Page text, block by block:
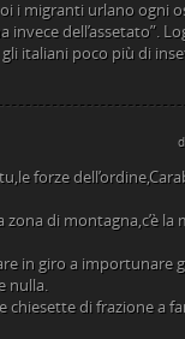
i migranti urlano ogni
dell’assetato”.
italiani poco più di
forze
di montagna,c’è la
in giro a importunare
nulla.
di frazione a